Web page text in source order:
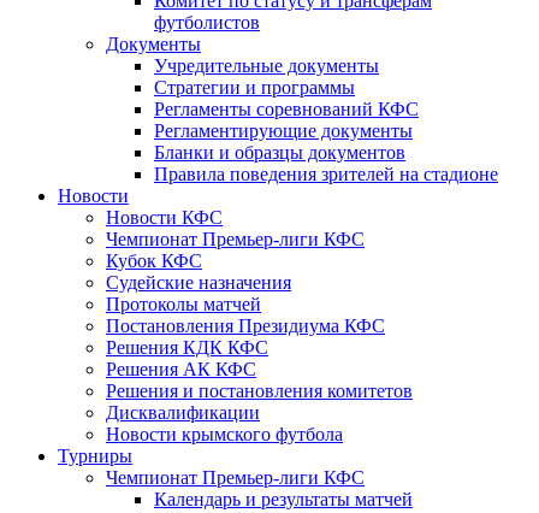
футболистов
Документы
Учредительные документы
Стратегии и программы
Регламенты соревнований КФС
Регламентирующие документы
Бланки и образцы документов
Правила поведения зрителей на стадионе
Новости
Новости КФС
Чемпионат Премьер-лиги КФС
Кубок КФС
Судейские назначения
Протоколы матчей
Постановления Президиума КФС
Решения КДК КФС
Решения АК КФС
Решения и постановления комитетов
Дисквалификации
Новости крымского футбола
Турниры
Чемпионат Премьер-лиги КФС
Календарь и результаты матчей